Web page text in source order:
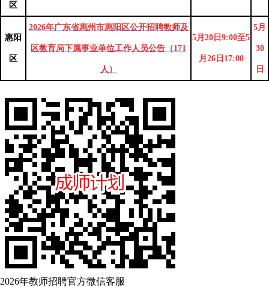
区
惠阳
区
2026年广东省惠州市惠阳区公开招聘教师及
区教育局下属事业单位工作人员公告（171
人）
5月20日9:00至5
月26日17:00
5月
30
日
2026年教师招聘官方微信客服